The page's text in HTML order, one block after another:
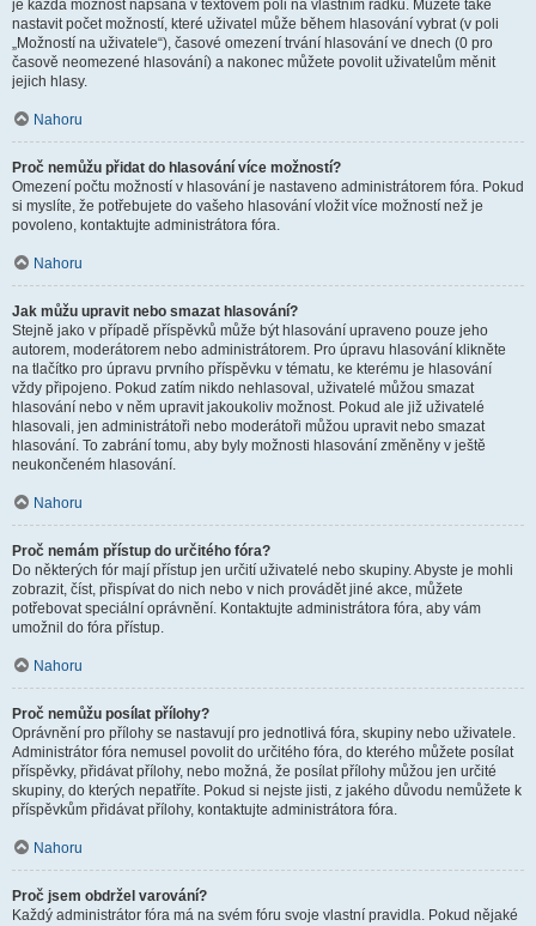
je každá možnost napsaná v textovém poli na vlastním řádku. Můžete také
nastavit počet možností, které uživatel může během hlasování vybrat (v poli
„Možností na uživatele“), časové omezení trvání hlasování ve dnech (0 pro
časově neomezené hlasování) a nakonec můžete povolit uživatelům měnit
jejich hlasy.
Nahoru
Proč nemůžu přidat do hlasování více možností?
Omezení počtu možností v hlasování je nastaveno administrátorem fóra. Pokud
si myslíte, že potřebujete do vašeho hlasování vložit více možností než je
povoleno, kontaktujte administrátora fóra.
Nahoru
Jak můžu upravit nebo smazat hlasování?
Stejně jako v případě příspěvků může být hlasování upraveno pouze jeho
autorem, moderátorem nebo administrátorem. Pro úpravu hlasování klikněte
na tlačítko pro úpravu prvního příspěvku v tématu, ke kterému je hlasování
vždy připojeno. Pokud zatím nikdo nehlasoval, uživatelé můžou smazat
hlasování nebo v něm upravit jakoukoliv možnost. Pokud ale již uživatelé
hlasovali, jen administrátoři nebo moderátoři můžou upravit nebo smazat
hlasování. To zabrání tomu, aby byly možnosti hlasování změněny v ještě
neukončeném hlasování.
Nahoru
Proč nemám přístup do určitého fóra?
Do některých fór mají přístup jen určití uživatelé nebo skupiny. Abyste je mohli
zobrazit, číst, přispívat do nich nebo v nich provádět jiné akce, můžete
potřebovat speciální oprávnění. Kontaktujte administrátora fóra, aby vám
umožnil do fóra přístup.
Nahoru
Proč nemůžu posílat přílohy?
Oprávnění pro přílohy se nastavují pro jednotlivá fóra, skupiny nebo uživatele.
Administrátor fóra nemusel povolit do určitého fóra, do kterého můžete posílat
příspěvky, přidávat přílohy, nebo možná, že posílat přílohy můžou jen určité
skupiny, do kterých nepatříte. Pokud si nejste jisti, z jakého důvodu nemůžete k
příspěvkům přidávat přílohy, kontaktujte administrátora fóra.
Nahoru
Proč jsem obdržel varování?
Každý administrátor fóra má na svém fóru svoje vlastní pravidla. Pokud nějaké